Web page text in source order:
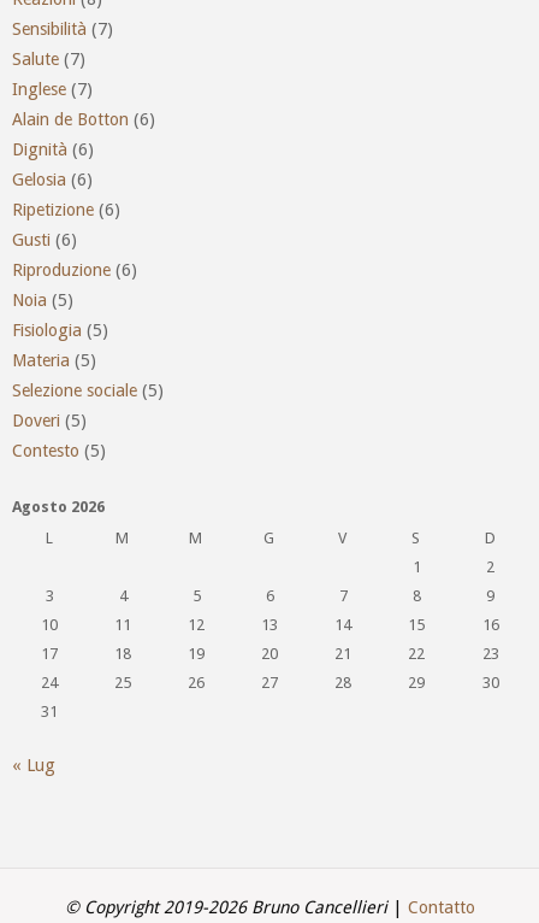
Sensibilità (7)
Salute (7)
Inglese (7)
Alain de Botton (6)
Dignità (6)
Gelosia (6)
Ripetizione (6)
Gusti (6)
Riproduzione (6)
Noia (5)
Fisiologia (5)
Materia (5)
Selezione sociale (5)
Doveri (5)
Contesto (5)
Agosto 2026
L
M M G V S
D
1
2
3
4 5 6 7 8
9
10
11 12 13 14 15
16
17
18 19 20 21 22
23
24
25 26 27 28 29
30
31
« Lug
© Copyright 2019-2026 Bruno Cancellieri| Contatto